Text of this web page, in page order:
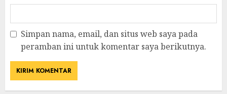
Simpan nama, email, dan situs web saya pada
peramban ini untuk komentar saya berikutnya.